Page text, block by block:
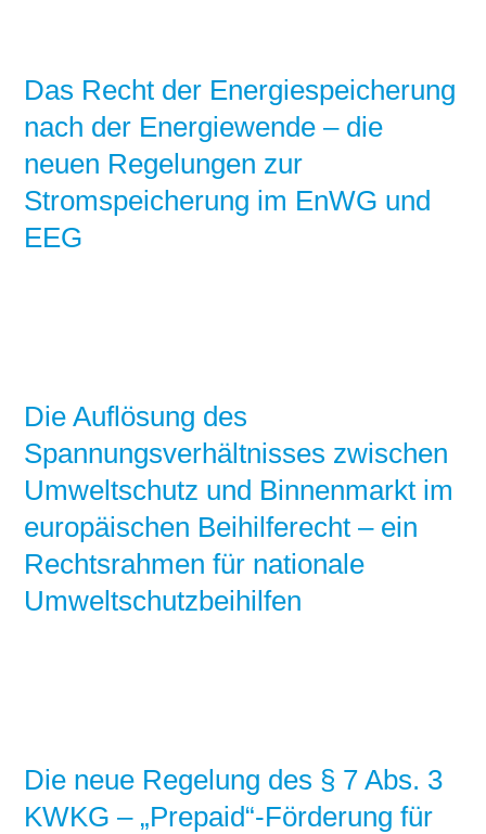
Das Recht der Energiespeicherung
nach der Energiewende – die
neuen Regelungen zur
Stromspeicherung im EnWG und
EEG
Die Auflösung des
Spannungsverhältnisses zwischen
Umweltschutz und Binnenmarkt im
europäischen Beihilferecht – ein
Rechtsrahmen für nationale
Umweltschutzbeihilfen
Die neue Regelung des § 7 Abs. 3
KWKG – „Prepaid“-Förderung für